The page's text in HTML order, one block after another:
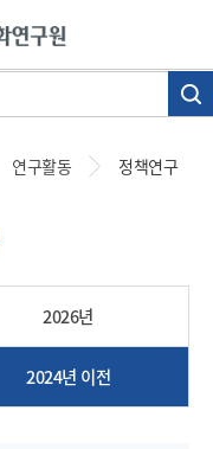
연구활동 정책연구
2026년
2024년 이전